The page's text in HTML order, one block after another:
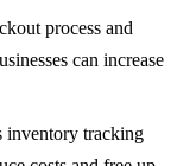
process and
can increase
inventory tracking